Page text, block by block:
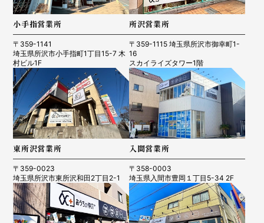
小手指営業所
〒359-1141
埼玉県所沢市小手指町1丁目15-7 木
村ビル1F
所沢営業所
〒359-1115 埼玉県所沢市御幸町1-
16
スカイライズタワー1階
東所沢営業所
〒359-0023
埼玉県所沢市東所沢和田2丁目2-1
入間営業所
〒358-0003
埼玉県入間市豊岡１丁目5-34 2F